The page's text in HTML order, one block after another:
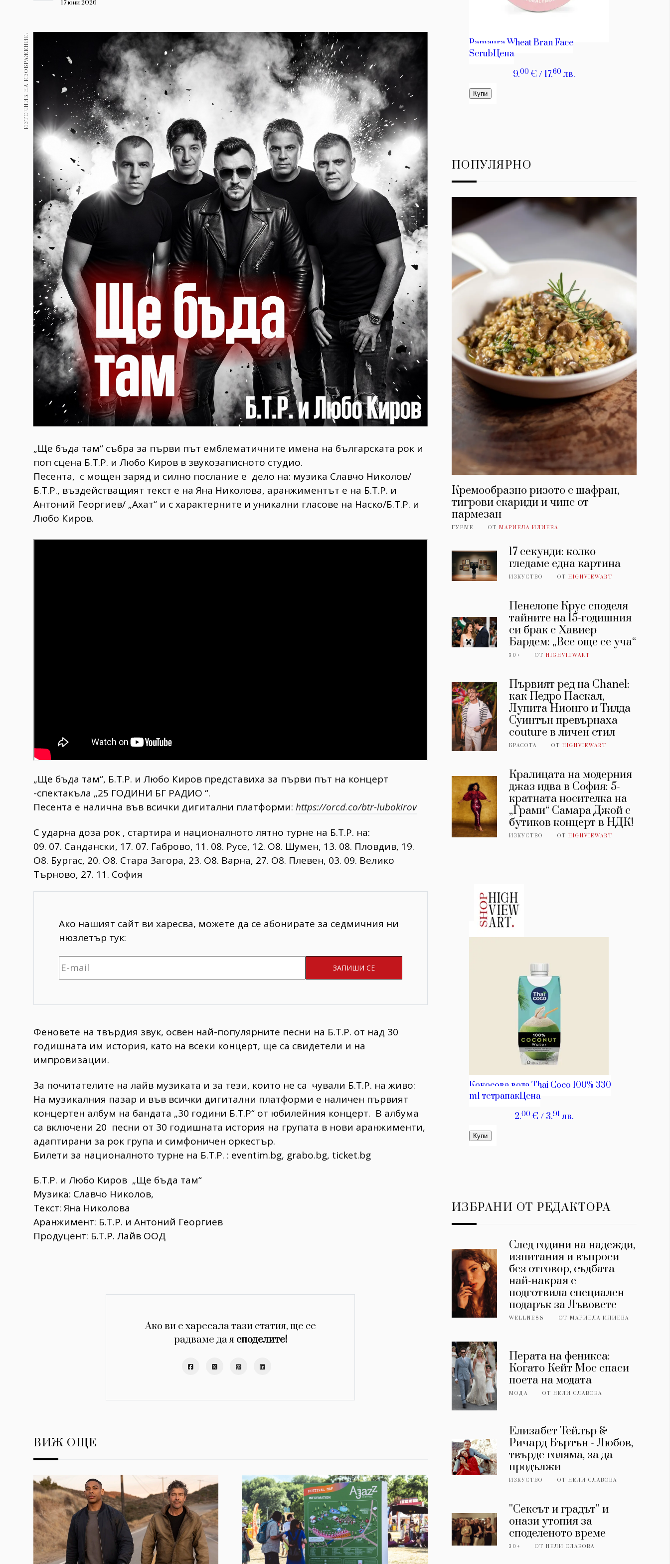
Здраве
Gentlemen
382
Wellness 1816
ПОСЛЕДВАЙТЕ
НИ
17 юни 2026
ИЗТОЧНИК НА ИЗОБРАЖЕНИЕ:
„Ще бъда там“ събра за първи път емблематичните имена на българската рок и
поп сцена Б.Т.Р. и Любо Киров в звукозаписното студио.
Песента, с мощен заряд и силно послание е дело на: музика Славчо Николов/
Б.Т.Р., въздействащият текст е на Яна Николова, аранжиментът е на Б.Т.Р. и
Антоний Георгиев/ „Ахат“ и с характерните и уникални гласове на Наско/Б.Т.Р. и
Любо Киров.
„Ще бъда там“, Б.Т.Р. и Любо Киров представиха за първи път на концерт
-спектакъла „25 ГОДИНИ БГ РАДИО “.
Песента е налична във всички дигитални платформи: https://orcd.co/btr-lubokirov
С ударна доза рок , стартира и националното лятно турне на Б.Т.Р. на:
09. 07. Сандански, 17. 07. Габрово, 11. 08. Русе, 12. О8. Шумен, 13. 08. Пловдив, 19.
О8. Бургас, 20. О8. Стара Загора, 23. О8. Варна, 27. О8. Плевен, 03. 09. Велико
Търново, 27. 11. София
Ако нашият сайт ви харесва, можете да се абонирате за седмичния ни
нюзлетър тук:
Феновете на твърдия звук, освен най-популярните песни на Б.Т.Р. от над 30
годишната им история, като на всеки концерт, ще са свидетели и на
импровизации.
За почитателите на лайв музиката и за тези, които не са чували Б.Т.Р. на живо:
На музикалния пазар и във всички дигитални платформи е наличен първият
концертен албум на бандата „30 години Б.Т.Р“ от юбилейния концерт. В албума
са включени 20 песни от 30 годишната история на групата в нови аранжименти,
адаптирани за рок група и симфоничен оркестър.
Билети за националното турне на Б.Т.Р. : eventim.bg, grabo.bg, ticket.bg
Б.Т.Р. и Любо Киров „Ще бъда там“
Музика: Славчо Николов,
Текст: Яна Николова
Аранжимент: Б.Т.Р. и Антоний Георгиев
Продуцент: Б.Т.Р. Лайв ООД
Ако ви е харесала тази статия, ще се
радваме да я споделите!
ВИЖ ОЩЕ
ПОПУЛЯРНО
Кремообразно ризото с шафран,
тигрови скариди и чипс от
пармезан
ГУРМЕ ОТ МАРИЕЛА ИЛИЕВА
17 секунди: колко
гледаме една картина
ИЗКУСТВО ОТHIGHVIEWART
Пенелопе Крус споделя
тайните на 15-годишния
си брак с Хавиер
Бардем: „Все още се уча“
30+ ОТHIGHVIEWART
Първият ред на Chanel:
как Педро Паскал,
Лупита Нионго и Тилда
Суинтън превърнаха
couture в личен стил
КРАСОТА ОТHIGHVIEWART
Кралицата на модерния
джаз идва в София: 5-
кратната носителка на
„Грами“ Самара Джой с
бутиков концерт в НДК!
ИЗКУСТВО ОТHIGHVIEWART
ИЗБРАНИ ОТ РЕДАКТОРА
След години на надежди,
изпитания и въпроси
без отговор, съдбата
най-накрая е
подготвила специален
подарък за Лъвовете
WELLNESS ОТМАРИЕЛА ИЛИЕВА
Перата на феникса:
Когато Кейт Мос спаси
поета на модата
МОДА ОТНЕЛИ СЛАВОВА
Елизабет Тейлър &
Ричард Бъртън - Любов,
твърде голяма, за да
продължи
ИЗКУСТВО ОТНЕЛИ СЛАВОВА
''Сексът и градът'' и
онази утопия за
споделеното време
30+ ОТНЕЛИ СЛАВОВА